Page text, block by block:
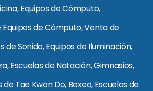
Equipos de Cómputo,
de Cómputo, Venta de
de Sonido, Equipos de Iluminación,
Escuelas de Natación, Gimnasios,
de Tae Kwon Do, Boxeo, Escuelas de